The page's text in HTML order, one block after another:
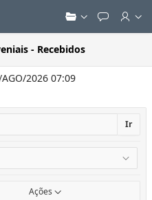
- Recebidos
2026 07:09
Ir
Ações